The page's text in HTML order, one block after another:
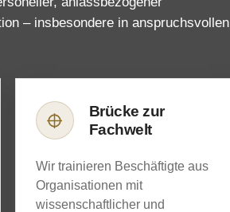
– insbesondere in anspruchsvollen
Brücke zur
Fachwelt
Wir trainieren Beschäftigte aus
Organisationen mit
wissenschaftlicher und